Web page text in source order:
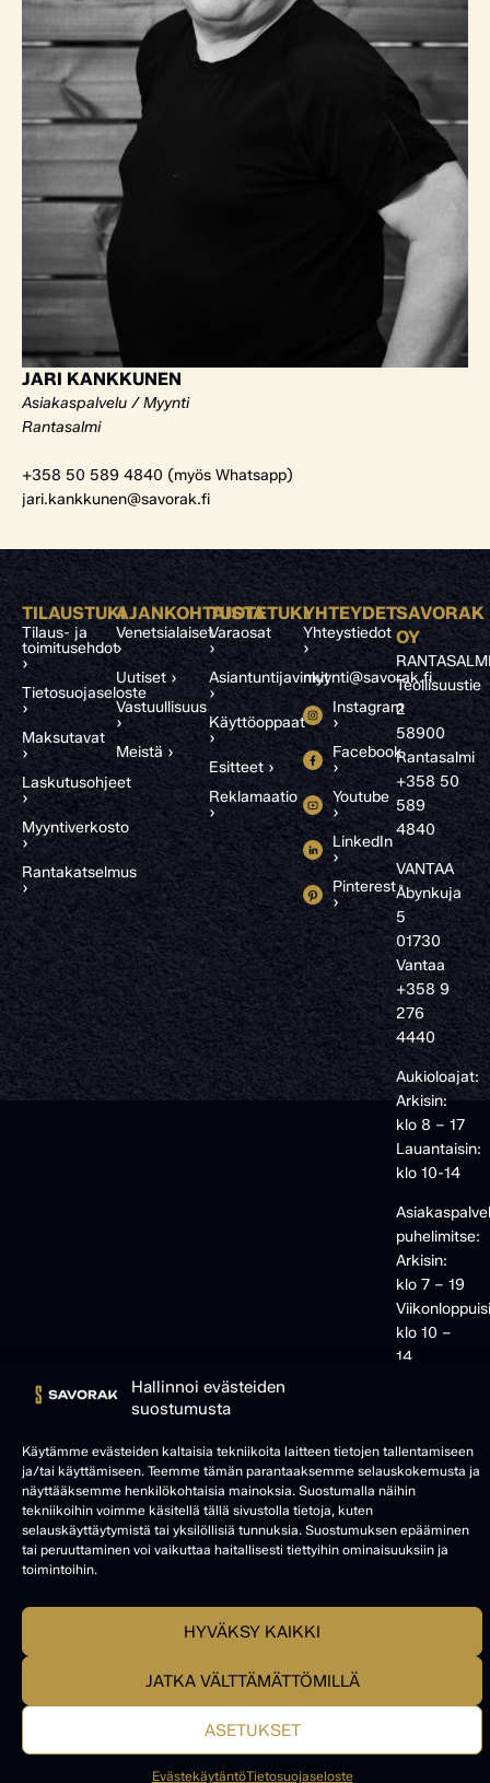
Hallinnoi evästeiden
suostumusta
Käytämme evästeiden kaltaisia tekniikoita laitteen tietojen tallentamiseen
ja/tai käyttämiseen. Teemme tämän parantaaksemme selauskokemusta ja
näyttääksemme henkilökohtaisia mainoksia. Suostumalla näihin
tekniikoihin voimme käsitellä tällä sivustolla tietoja, kuten
selauskäyttäytymistä tai yksilöllisiä tunnuksia. Suostumuksen epääminen
tai peruuttaminen voi vaikuttaa haitallisesti tiettyihin ominaisuuksiin ja
toimintoihin.
HYVÄKSY KAIKKI
JATKA VÄLTTÄMÄTTÖMILLÄ
ASETUKSET
EvästekäytäntöTietosuojaseloste
JARI KANKKUNEN
Asiakaspalvelu / Myynti
Rantasalmi
+358 50 589 4840 (myös Whatsapp)
jari.kankkunen@savorak.fi
TILAUSTUKI
Tilaus- ja
toimitusehdot
›
Tietosuojaseloste
›
Maksutavat
›
Laskutusohjeet
›
Myyntiverkosto
›
Rantakatselmus
›
AJANKOHTAISTA
Venetsialaiset
›
Uutiset ›
Vastuullisuus
›
Meistä ›
TUOTETUKI
Varaosat
›
Asiantuntijavinkit
›
Käyttöoppaat
›
Esitteet ›
Reklamaatio
›
YHTEYDET
Yhteystiedot
›
myynti@savorak.fi
Instagram
›
Facebook
›
Youtube
›
LinkedIn
›
Pinterest
›
SAVORAK
OY
Teollisuustie
2
58900
Rantasalmi
+358 50
589
4840
VANTAA
Åbynkuja
5
01730
Vantaa
+358 9
276
4440
Aukioloajat:
Arkisin:
klo 8 – 17
Lauantaisin:
klo 10-14
puhelimitse:
Arkisin:
klo 7 – 19
klo 10 –
14
© SAVORAK 2025
Palveluvalikko